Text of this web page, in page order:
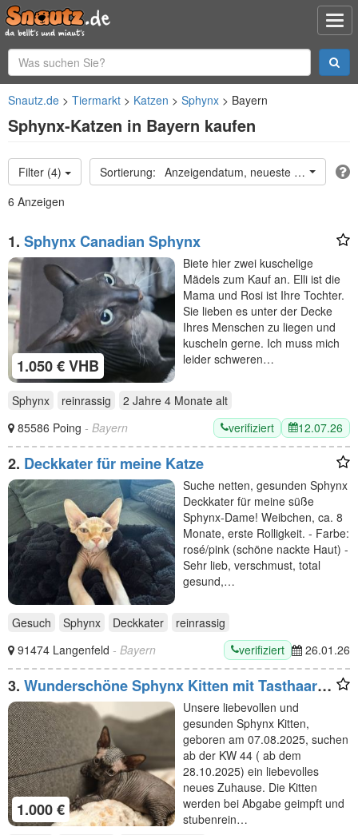
Snautz.de Tiermarkt Katzen Sphynx Bayern
Sphynx-Katzen in Bayern kaufen
Filter (4)
Anzeigendatum, neueste oben
6 Anzeigen
1. Sphynx Canadian Sphynx
1.050 € VHB
Biete hier zwei kuschelige
Mädels zum Kauf an. Elli ist die
Mama und Rosi ist Ihre Tochter.
Sie lieben es unter der Decke
Ihres Menschen zu liegen und
kuscheln gerne. Ich muss mich
leider schweren…
Sphynx reinrassig 2 Jahre 4 Monate alt
85586 Poing - Bayern verifiziert 12.07.26
2. Deckkater für meine Katze
Suche netten, gesunden Sphynx
Deckkater für meine süße
Sphynx-Dame! Weibchen, ca. 8
Monate, erste Rolligkeit. - Farbe:
rosé/pink (schöne nackte Haut) -
Sehr lieb, verschmust, total
gesund,…
Gesuch Sphynx Deckkater
reinrassig
91474 Langenfeld - Bayern verifiziert 26.01.26
3. Wunderschöne Sphynx Kitten mit Tasthaare
suchen neues zu Hause
1.000 €
Unsere liebevollen und
gesunden Sphynx Kitten,
geboren am 07.08.2025, suchen
ab der KW 44 ( ab dem
28.10.2025) ein liebevolles
neues Zuhause. Die Kitten
werden bei Abgabe geimpft und
stubenrein…